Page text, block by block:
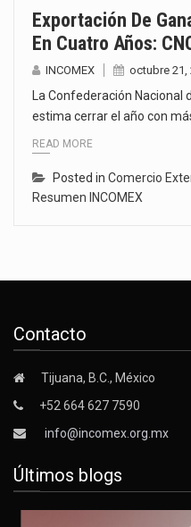
Exportación De
En Cuatro Años:
INCOMEX octubre 21,
La Confederación
estima cerrar el año con
READ MORE
Posted in Comercio
Resumen INCOMEX
Contacto
Tijuana, B.C., México
+52 664 627 7590
info@incomex.org.mx
Últimos blogs